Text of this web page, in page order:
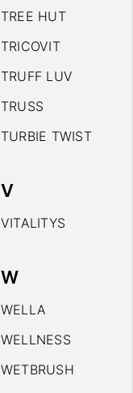
TREE HUT
TRICOVIT
TRUFF LUV
TRUSS
TURBIE TWIST
V
VITALITYS
W
WELLA
WELLNESS
WETBRUSH